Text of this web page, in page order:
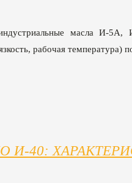
масла И-5А,
рабочая
И-40: